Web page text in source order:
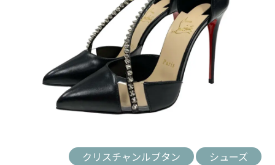
クリスチャンルブタン シューズ